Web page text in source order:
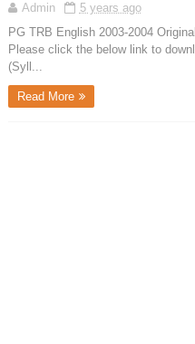
Admin
5 years ago
PG TRB English 2003-2004
Please click the below link to
(Syll...
Read More